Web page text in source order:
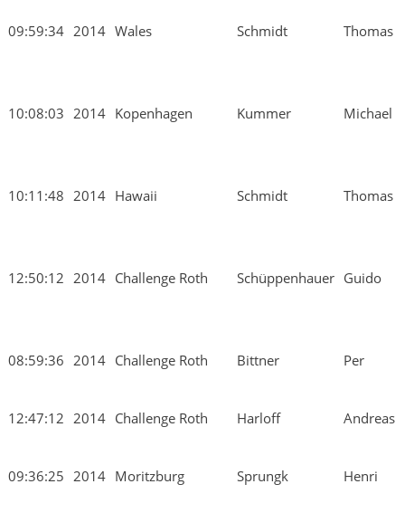
09:59:34 2014 Wales Schmidt Thomas
10:08:03 2014 Kopenhagen Kummer Michael
10:11:48 2014 Hawaii Schmidt Thomas
12:50:12 2014 Challenge Roth Schüppenhauer Guido
08:59:36 2014 Challenge Roth Bittner Per
12:47:12 2014 Challenge Roth Harloff Andreas
09:36:25 2014 Moritzburg Sprungk Henri